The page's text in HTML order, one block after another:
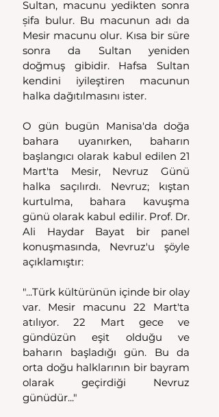
Sultan, macunu yedikten sonra
șifa bulur. Bu macunun adı da
Mesir macunu olur. Kısa bir süre
sonra da Sultan yeniden
doğmuş gibidir. Hafsa Sultan
kendini iyileştiren macunun
halka dağıtılmasını ister.
O gün bugün Manisa'da doğa
bahara uyanırken, baharın
başlangıcı olarak kabul edilen 21
Mart'ta Mesir, Nevruz Günü
halka saçılırdı. Nevruz; kıştan
kurtulma, bahara kavuşma
günü olarak kabul edilir. Prof. Dr.
Ali Haydar Bayat bir panel
konuşmasında, Nevruz'u şöyle
açıklamıştır:
"...Türk kültürünün içinde bir olay
var. Mesir macunu 22 Mart'ta
atılıyor. 22 Mart gece ve
gündüzün eşit olduğu ve
baharın başladığı gün. Bu da
orta doğu halklarının bir bayram
olarak geçirdiği Nevruz
günüdür..."